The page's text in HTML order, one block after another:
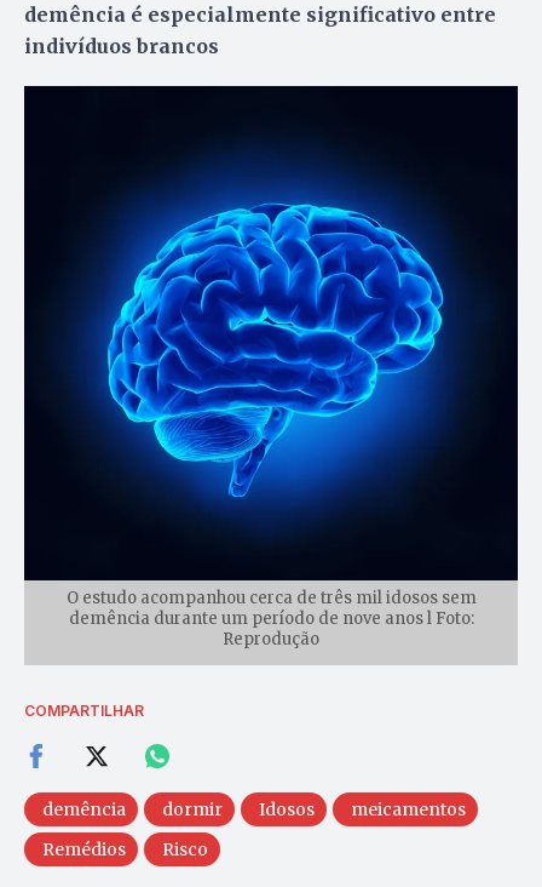
demência é especialmente significativo entre
indivíduos brancos
O estudo acompanhou cerca de três mil idosos sem
demência durante um período de nove anos l Foto:
Reprodução
COMPARTILHAR
demência dormir Idosos
meicamentos
Remédios
Risco